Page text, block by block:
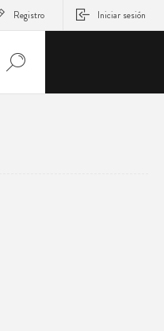
Registro Iniciar sesión